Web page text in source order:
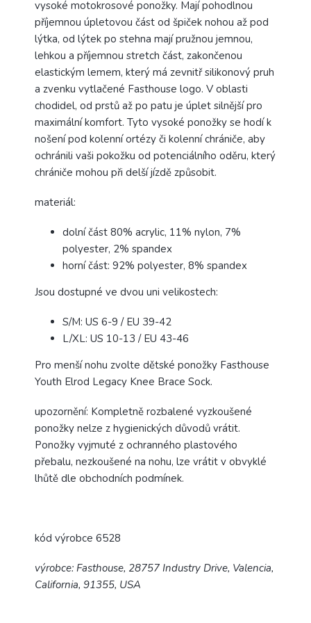
vysoké motokrosové ponožky. Mají pohodlnou
příjemnou úpletovou část od špiček nohou až pod
lýtka, od lýtek po stehna mají pružnou jemnou,
lehkou a příjemnou stretch část, zakončenou
elastickým lemem, který má zevnitř silikonový pruh
a zvenku vytlačené Fasthouse logo. V oblasti
chodidel, od prstů až po patu je úplet silnější pro
maximální komfort. Tyto vysoké ponožky se hodí k
nošení pod kolenní ortézy či kolenní chrániče, aby
ochránili vaši pokožku od potenciálního oděru, který
chrániče mohou při delší jízdě způsobit.
materiál:
dolní část 80% acrylic, 11% nylon, 7%
polyester, 2% spandex
horní část: 92% polyester, 8% spandex
Jsou dostupné ve dvou uni velikostech:
S/M: US 6-9 / EU 39-42
L/XL: US 10-13 / EU 43-46
Pro menší nohu zvolte dětské ponožky Fasthouse
Youth Elrod Legacy Knee Brace Sock.
upozornění: Kompletně rozbalené vyzkoušené
ponožky nelze z hygienických důvodů vrátit.
Ponožky vyjmuté z ochranného plastového
přebalu, nezkoušené na nohu, lze vrátit v obvyklé
lhůtě dle obchodních podmínek.
kód výrobce 6528
výrobce: Fasthouse, 28757 Industry Drive, Valencia,
California, 91355, USA